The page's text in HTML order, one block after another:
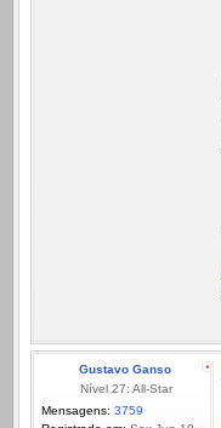
Gustavo Ganso
Nível 27: All-Star
Mensagens: 3759